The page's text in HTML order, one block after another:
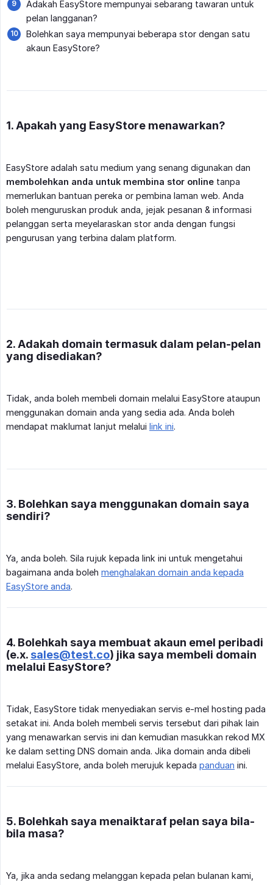
Adakah EasyStore mempunyai sebarang tawaran untuk
pelan langganan?
Bolehkan saya mempunyai beberapa stor dengan satu
akaun EasyStore?
1. Apakah yang EasyStore menawarkan?
EasyStore adalah satu medium yang senang digunakan dan
membolehkan anda untuk membina stor online tanpa
memerlukan bantuan pereka or pembina laman web. Anda
boleh menguruskan produk anda, jejak pesanan & informasi
pelanggan serta meyelaraskan stor anda dengan fungsi
pengurusan yang terbina dalam platform.
2. Adakah domain termasuk dalam pelan-pelan
yang disediakan?
Tidak, anda boleh membeli domain melalui EasyStore ataupun
menggunakan domain anda yang sedia ada. Anda boleh
mendapat maklumat lanjut melalui link ini.
3. Bolehkan saya menggunakan domain saya
sendiri?
Ya, anda boleh. Sila rujuk kepada link ini untuk mengetahui
bagaimana anda boleh menghalakan domain anda kepada
EasyStore anda.
4. Bolehkah saya membuat akaun emel peribadi
(e.x. sales@test.co) jika saya membeli domain
melalui EasyStore?
Tidak, EasyStore tidak menyediakan servis e-mel hosting pada
setakat ini. Anda boleh membeli servis tersebut dari pihak lain
yang menawarkan servis ini dan kemudian masukkan rekod MX
ke dalam setting DNS domain anda. Jika domain anda dibeli
melalui EasyStore, anda boleh merujuk kepada panduan ini.
5. Bolehkah saya menaiktaraf pelan saya bila-
bila masa?
Ya, jika anda sedang melanggan kepada pelan bulanan kami,